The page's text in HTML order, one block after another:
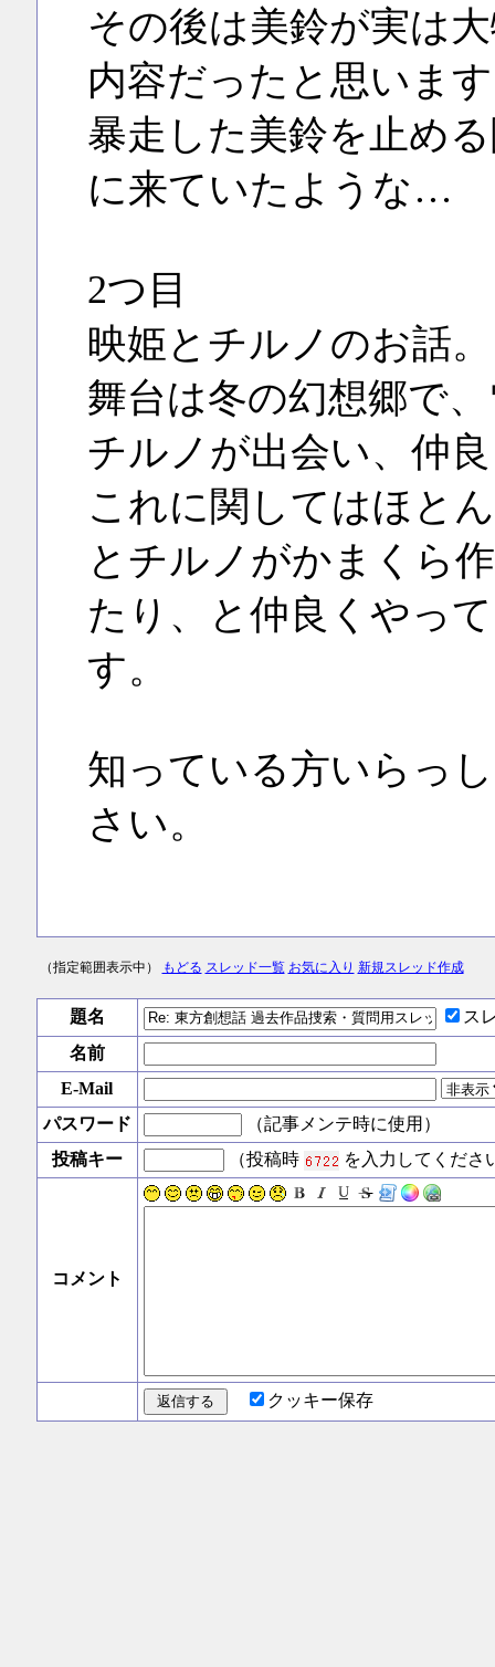
その後は美鈴が実は
内容だったと思いま
暴走した美鈴を止め
に来ていたような…
2つ目
映姫とチルノのお話。
舞台は冬の幻想郷で
チルノが出会い、仲
これに関してはほと
とチルノがかまくら
たり、と仲良くやっ
す。
知っている方いらっ
さい。
（指定範囲表示中） もどる スレッド一覧 お気に入り 新規スレッド作成
題名
ス
名前
E-Mail
パスワード
（記事メンテ時に使用）
投稿キー
（投稿時 を入力してくださ
コメント
クッキー保存